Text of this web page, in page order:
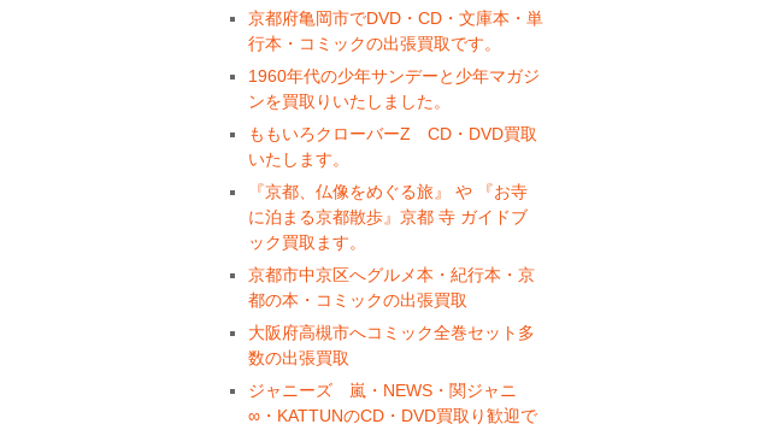
京都府亀岡市でDVD・CD・文庫本・単
行本・コミックの出張買取です。
1960年代の少年サンデーと少年マガジ
ンを買取りいたしました。
ももいろクローバーZ CD・DVD買取
いたします。
『京都、仏像をめぐる旅』 や 『お寺
に泊まる京都散歩』京都 寺 ガイドブ
ック買取ます。
京都市中京区へグルメ本・紀行本・京
都の本・コミックの出張買取
大阪府高槻市へコミック全巻セット多
数の出張買取
ジャニーズ 嵐・NEWS・関ジャニ
∞・KATTUNのCD・DVD買取り歓迎で